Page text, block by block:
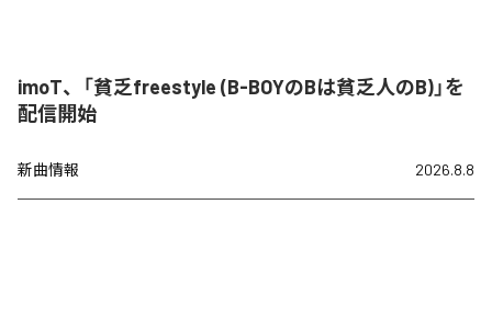
imoT、「貧乏freestyle (B-BOYのBは貧乏人のB)」を
配信開始
新曲情報 2026.8.8